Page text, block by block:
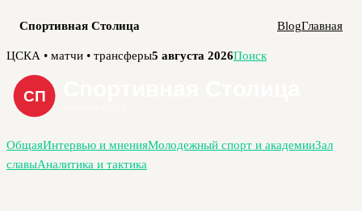
Спортивная Столица BlogГлавная
Перейти
содержимому
ЦСКА • матчи • трансферы5 августа 2026Поиск
ОбщаяИнтервью и мненияМолодежный спорт и академииЗал
славыАналитика и тактика